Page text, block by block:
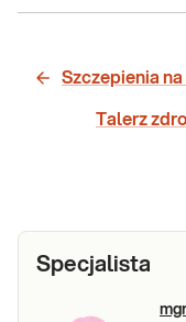
Szczepienia
Talerz
Specjalista